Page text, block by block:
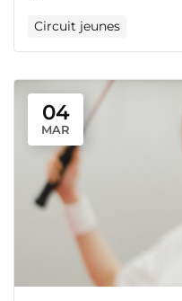
Circuit jeunes
04
MAR